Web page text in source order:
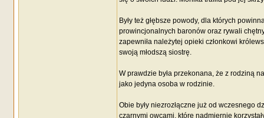
Były też głębsze powody, dla których
prowincjonalnych baronów oraz rywali
zapewniła należytej opieki członkowi
swoją młodszą siostrę.
W prawdzie była przekonana, że z rodziną
jako jedyna osoba w rodzinie.
Obie były niezrozłączne już od wczesnego
czarnymi owcami, które nadmiernie